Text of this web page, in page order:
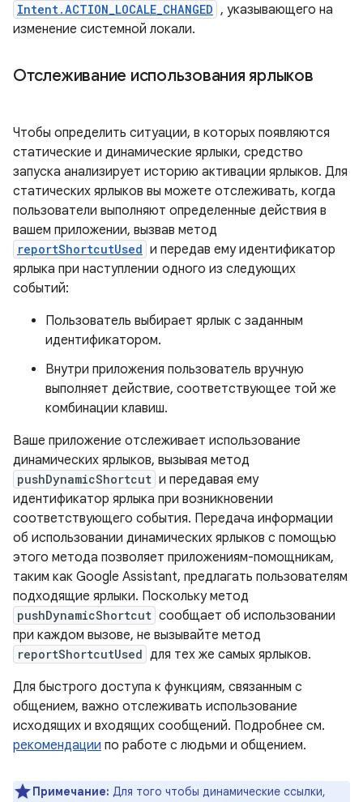
Intent.ACTION_LOCALE_CHANGED , указывающего на
изменение системной локали.
Отслеживание использования ярлыков
Чтобы определить ситуации, в которых появляются
статические и динамические ярлыки, средство
запуска анализирует историю активации ярлыков. Для
статических ярлыков вы можете отслеживать, когда
пользователи выполняют определенные действия в
вашем приложении, вызвав метод
reportShortcutUsed и передав ему идентификатор
ярлыка при наступлении одного из следующих
событий:
Пользователь выбирает ярлык с заданным
идентификатором.
Внутри приложения пользователь вручную
выполняет действие, соответствующее той же
комбинации клавиш.
Ваше приложение отслеживает использование
динамических ярлыков, вызывая метод
pushDynamicShortcut и передавая ему
идентификатор ярлыка при возникновении
соответствующего события. Передача информации
об использовании динамических ярлыков с помощью
этого метода позволяет приложениям-помощникам,
таким как Google Assistant, предлагать пользователям
подходящие ярлыки. Поскольку метод
pushDynamicShortcut сообщает об использовании
при каждом вызове, не вызывайте метод
reportShortcutUsed для тех же самых ярлыков.
Для быстрого доступа к функциям, связанным с
общением, важно отслеживать использование
исходящих и входящих сообщений. Подробнее см.
рекомендации по работе с людьми и общением.
Примечание: Для того чтобы динамические ссылки,